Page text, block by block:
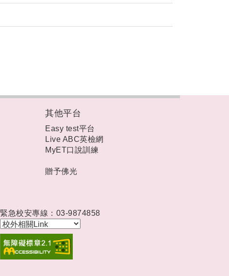
其他平台
Easy test平台
Live ABC英檢網
MyET口說訓練
贈予佛光
緊急校安專線：03-9874858